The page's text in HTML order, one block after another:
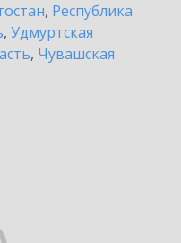
, Республика
, Удмуртская
, Чувашская